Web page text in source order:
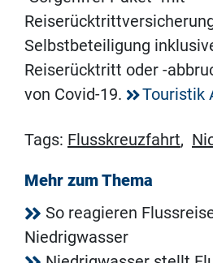
Selbstbeteiligung
Reiserücktritt oder -
von Covid-19.
Touristik
Tags: Flusskreuzfahrt,
Mehr zum Thema
So reagieren
Niedrigwasser